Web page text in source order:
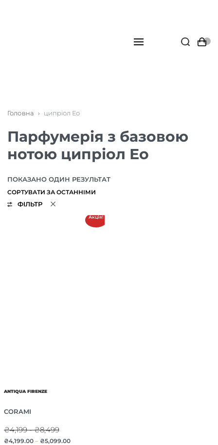
Головна › ципріол Ео
Парфумерія з базовою
нотою ципріол Ео
ПОКАЗАНО ОДИН РЕЗУЛЬТАТ
ФІЛЬТР
Акція!
ANTIQUA FIRENZE
CORAMI
₴4,199 - ₴8,499
₴4,199.00– ₴5,099.00